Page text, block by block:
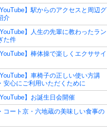
YouTube】駅からのアクセスと周辺グ
介
YouTube】人生の先輩に教わったラン
た件
YouTube】棒体操で楽しくエクササイ
YouTube】車椅子の正しい使い方講
安心にご利用いただくために
YouTube】お誕生日会開催
コート京・六地蔵の美味しい食事の